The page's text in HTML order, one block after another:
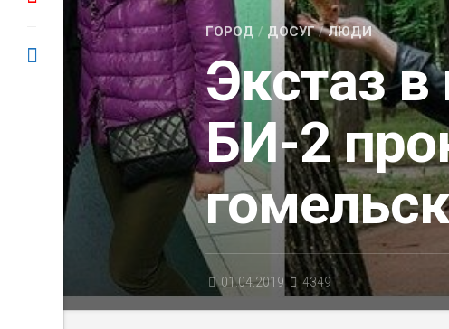
ГОРОД / ДОСУГ/ЛЮДИ
Экстаз в
БИ-2
01.04.2019 4349